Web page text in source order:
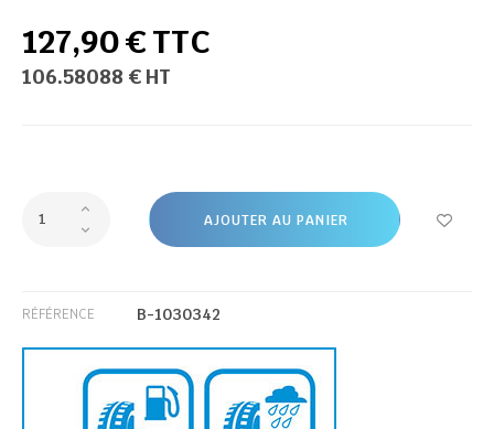
127,90 € TTC
106.58088 € HT
AJOUTER AU PANIER
RÉFÉRENCE B-1030342